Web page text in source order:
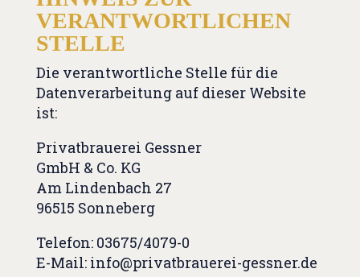
VERANTWORTLICHEN
STELLE
Die verantwortliche Stelle für die
Datenverarbeitung auf dieser Website
ist:
Privatbrauerei Gessner
GmbH & Co. KG
Am Lindenbach 27
96515 Sonneberg
Telefon: 03675/4079-0
E-Mail: info@privatbrauerei-gessner.de